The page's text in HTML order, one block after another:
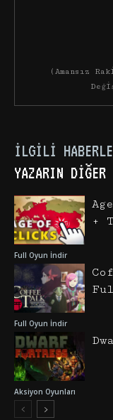
(Amansız
İLGILI
YAZARIN
Full Oyun İndir
+
Full Oyun İndir
Aksiyon Oyunları